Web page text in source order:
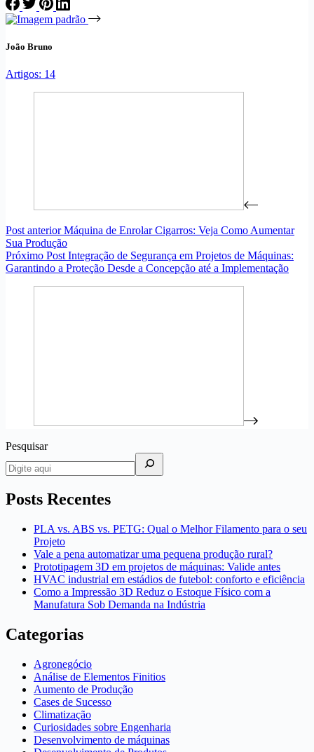
João Bruno
Artigos: 14
Post anteriorMáquina de Enrolar Cigarros: Veja Como Aumentar
Sua Produção
Próximo Post Integração de Segurança em Projetos de Máquinas:
Garantindo a Proteção Desde a Concepção até a Implementação
Pesquisar
Posts Recentes
PLA vs. ABS vs. PETG: Qual o Melhor Filamento para o seu
Projeto
Vale a pena automatizar uma pequena produção rural?
Prototipagem 3D em projetos de máquinas: Valide antes
HVAC industrial em estádios de futebol: conforto e eficiência
Como a Impressão 3D Reduz o Estoque Físico com a
Manufatura Sob Demanda na Indústria
Categorias
Agronegócio
Análise de Elementos Finitios
Aumento de Produção
Cases de Sucesso
Climatização
Curiosidades sobre Engenharia
Desenvolvimento de máquinas